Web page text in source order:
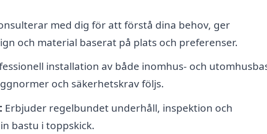
med dig för att förstå dina behov, ger
och material baserat på plats och preferenser.
installation av både inomhus- och
och säkerhetskrav följs.
Erbjuder regelbundet underhåll, inspektion och
bastu i toppskick.